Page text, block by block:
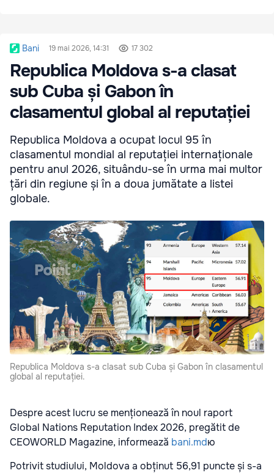
Bani 19 mai 2026, 14:31 17 302
Republica Moldova s-a clasat
sub Cuba și Gabon în
clasamentul global al reputației
Republica Moldova a ocupat locul 95 în
clasamentul mondial al reputației internaționale
pentru anul 2026, situându-se în urma mai multor
țări din regiune și în a doua jumătate a listei
globale.
Republica Moldova s-a clasat sub Cuba și Gabon în clasamentul
global al reputației.
Despre acest lucru se menționează în noul raport
Global Nations Reputation Index 2026, pregătit de
CEOWORLD Magazine, informează bani.mdю
Potrivit studiului, Moldova a obținut 56,91 puncte și s-a